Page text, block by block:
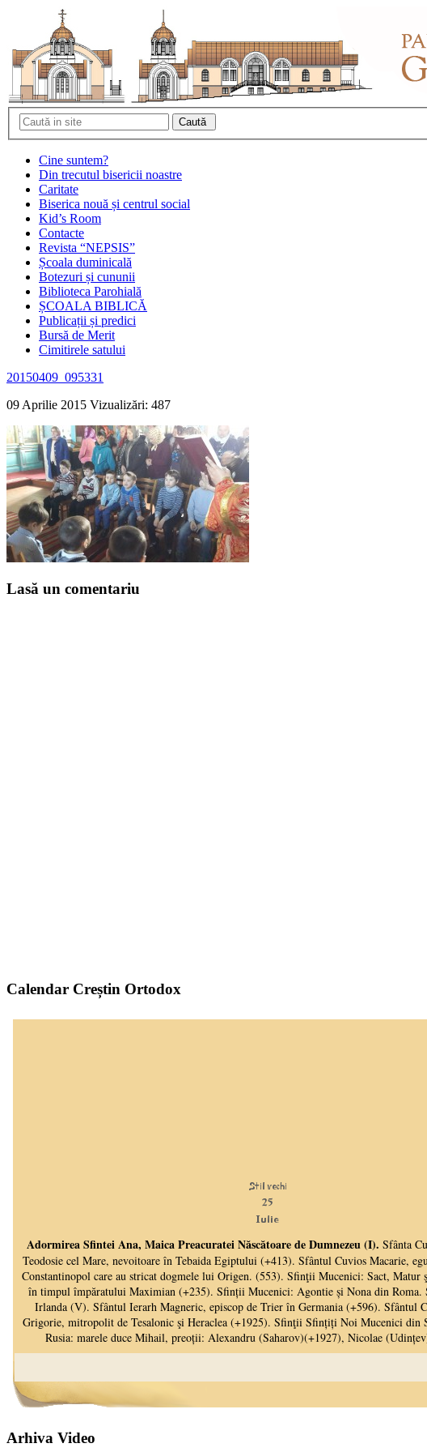
Cine suntem?
Din trecutul bisericii noastre
Caritate
Biserica nouă și centrul social
Kid’s Room
Contacte
Revista “NEPSIS”
Școala duminicală
Botezuri și cununii
Biblioteca Parohială
ȘCOALA BIBLICĂ
Publicații și predici
Bursă de Merit
Cimitirele satului
20150409_095331
09 Aprilie 2015 Vizualizări: 487
Lasă un comentariu
Calendar Creștin Ortodox
Arhiva Video